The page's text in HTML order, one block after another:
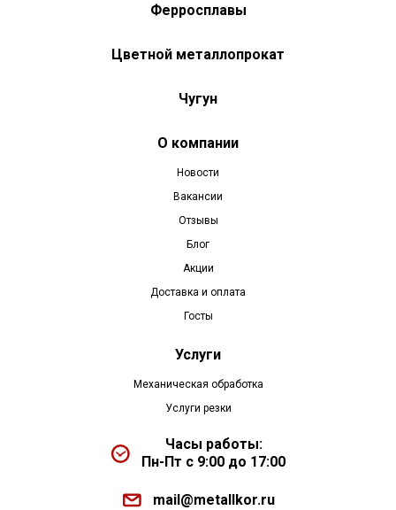
Ферросплавы
Цветной металлопрокат
Чугун
О компании
Новости
Вакансии
Отзывы
Блог
Акции
Доставка и оплата
Госты
Услуги
Механическая обработка
Услуги резки
Часы работы:
Пн-Пт с 9:00 до 17:00
mail@metallkor.ru